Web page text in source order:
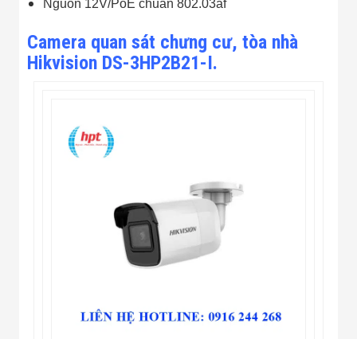
Nguồn 12V/PoE chuẩn 802.03af
Camera quan sát chưng cư, tòa nhà
Hikvision DS-3HP2B21-I.